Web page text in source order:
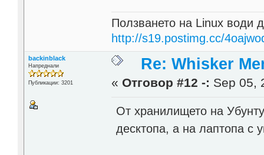
Ползването на Linux води
http://s19.postimg.cc/
backinblack
Напреднали
Публикации: 3201
Re: Whisker
« Отговор #12 -: Sep 05,
От хранилището на
десктопа, а на лаптопа с